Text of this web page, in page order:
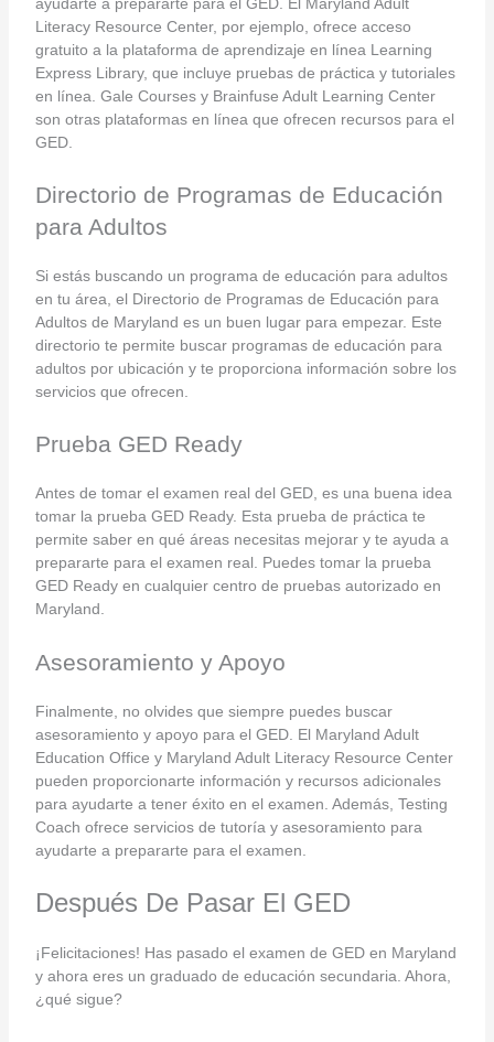
Literacy Resource Center, por ejemplo, ofrece acceso
gratuito a la plataforma de aprendizaje en línea Learning
Express Library, que incluye pruebas de práctica y tutoriales
en línea. Gale Courses y Brainfuse Adult Learning Center
son otras plataformas en línea que ofrecen recursos para el
GED.
Directorio de Programas de Educación
para Adultos
Si estás buscando un programa de educación para adultos
en tu área, el Directorio de Programas de Educación para
Adultos de Maryland es un buen lugar para empezar. Este
directorio te permite buscar programas de educación para
adultos por ubicación y te proporciona información sobre los
servicios que ofrecen.
Prueba GED Ready
Antes de tomar el examen real del GED, es una buena idea
tomar la prueba GED Ready. Esta prueba de práctica te
permite saber en qué áreas necesitas mejorar y te ayuda a
prepararte para el examen real. Puedes tomar la prueba
GED Ready en cualquier centro de pruebas autorizado en
Maryland.
Asesoramiento y Apoyo
Finalmente, no olvides que siempre puedes buscar
asesoramiento y apoyo para el GED. El Maryland Adult
Education Office y Maryland Adult Literacy Resource Center
pueden proporcionarte información y recursos adicionales
para ayudarte a tener éxito en el examen. Además, Testing
Coach ofrece servicios de tutoría y asesoramiento para
ayudarte a prepararte para el examen.
Después De Pasar El GED
¡Felicitaciones! Has pasado el examen de GED en Maryland
y ahora eres un graduado de educación secundaria. Ahora,
¿qué sigue?